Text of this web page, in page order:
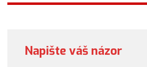
Napište váš názor